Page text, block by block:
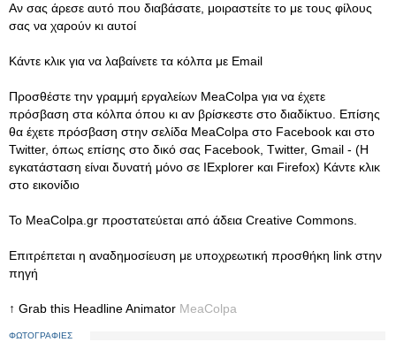
Αν σας άρεσε αυτό που διαβάσατε, μοιραστείτε το με τους φίλους
σας να χαρούν κι αυτοί
Κάντε κλικ για να λαβαίνετε τα κόλπα με Email
Προσθέστε την γραμμή εργαλείων MeaColpa για να έχετε
πρόσβαση στα κόλπα όπου κι αν βρίσκεστε στο διαδίκτυο. Επίσης
θα έχετε πρόσβαση στην σελίδα MeaColpa στο Facebook και στο
Twitter, όπως επίσης στο δικό σας Facebook, Τwitter, Gmail - (Η
εγκατάσταση είναι δυνατή μόνο σε IExplorer και Firefox) Κάντε κλικ
στο εικονίδιο
Το MeaColpa.gr προστατεύεται από άδεια Creative Commons.
Eπιτρέπεται η αναδημοσίευση με υποχρεωτική προσθήκη link στην
πηγή
↑ Grab this Headline Animator MeaColpa
ΦΩΤΟΓΡΑΦΙΕΣ